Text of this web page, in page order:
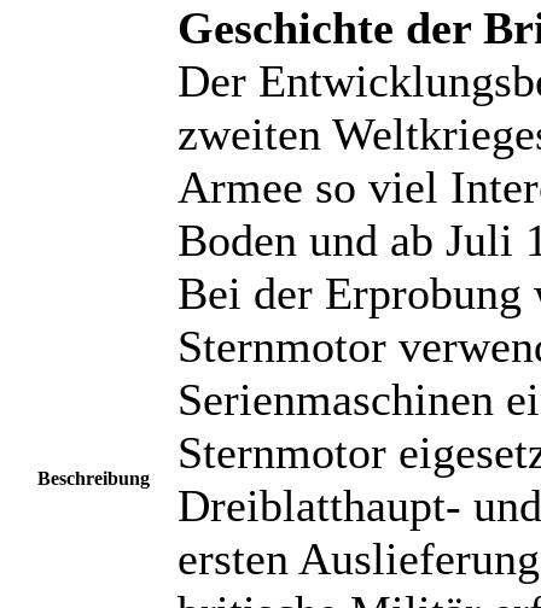
Beschreibung
Geschichte der
Der
zweiten
Armee so viel
Boden und ab Juli
Bei der
Sternmotor
Serienmaschinen
Sternmotor
Dreiblatthaupt-
ersten